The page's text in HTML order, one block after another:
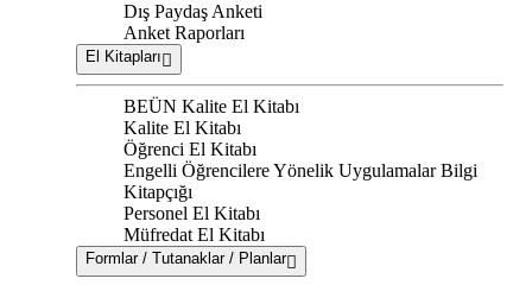
Dış Paydaş Anketi
Anket Raporları
El Kitapları
BEÜN Kalite El Kitabı
Kalite El Kitabı
Öğrenci El Kitabı
Engelli Öğrencilere Yönelik Uygulamalar Bilgi
Kitapçığı
Personel El Kitabı
Müfredat El Kitabı
Formlar / Tutanaklar / Planlar